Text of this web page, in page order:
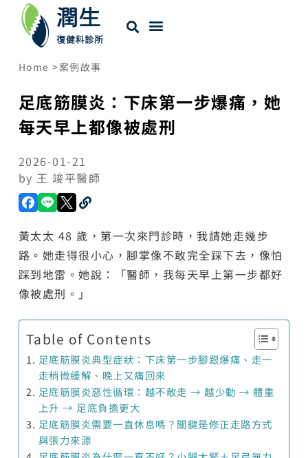
Home >案例故事
足底筋膜炎：下床第一步爆痛，她
每天早上都像被處刑
2026-01-21
by 王 竣平醫師
黃太太 48 歲，第一次來門診時，我請她走幾步
路。她走得很小心，腳掌像不敢完全踩下去，像怕
踩到地雷。她說：「醫師，我每天早上第一步都好
像被處刑。」
Table of Contents
足底筋膜炎典型症狀：下床第一步腳跟爆痛、走一
走稍微緩解、晚上又痛回來
足底筋膜炎惡性循環：越不敢走 → 越少動 → 體重
上升 → 足底負擔更大
足底筋膜炎需要一直休息嗎？關鍵是修正走路方式
與張力來源